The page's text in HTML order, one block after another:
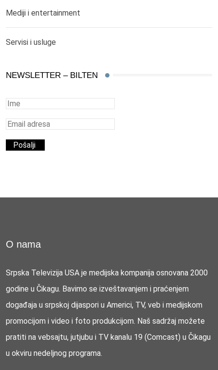
Mediji i entertainment
Servisi i usluge
NEWSLETTER – BILTEN
O nama
Srpska Televizija USA je medijska kompanija osnovana 2000
godine u Čikagu. Bavimo se izveštavanjem i praćenjem
događaja u srpskoj dijaspori u Americi, TV, veb i medijskom
promocijom i video i foto produkcijom. Naš sadržaj možete
pratiti na vebsajtu, jutjubu i TV kanalu 19 (Comcast) u Čikagu
u okviru nedeljnog programa.